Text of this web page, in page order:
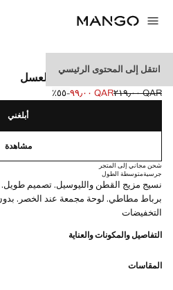
انتقل إلى المحتوى الرئيسي
تنورة ليوسيل بنمط قرص العسل
السعر الأول محذوف [QAR ٢١٩٫٠٠ ]
QAR ٢١٩٫٠٠
السعر الحالي [QAR ٩٩٫٠٠ ]QAR ٩٩٫٠٠ ؜-٥٥٪؜
حدد اللون
أبلغني
مشاهدة
شحن مجاني إلى المتجر
جرسيةمتوسطة الطول
نسيج مزيج القطن والليوسيل. تصميم
برباط مطاطي. لوحة مجمعة عند الخصر.
التخفيضات
التفاصيل والمكونات والعناية
المقاسات